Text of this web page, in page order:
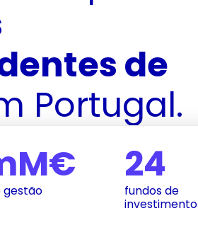
de
Portugal.
gestão
24
fundos de
investimento